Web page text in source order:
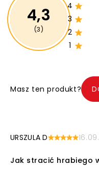
4,3
(3)
4
3
2
1
Masz ten produkt?
URSZULA D
Jak stracić hrabiego